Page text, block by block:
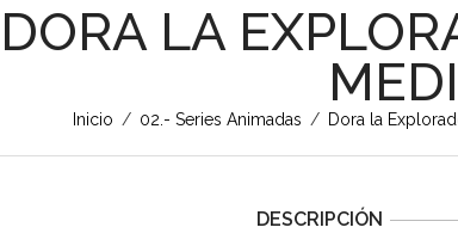
DORA LA
Inicio / 02.- Series Animadas / Dora la
DESCRIPCIÓN